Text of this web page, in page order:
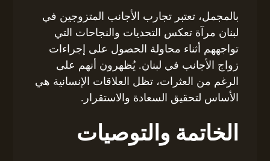
بالمجمل، تعتبر تجارب الأجانب المتزوجين في
لبنان مرآة تعكس التحديات والنجاحات التي
تواجههم أثناء محاولة الحصول على إجراءات
زواج الأجانب في لبنان. يُظهرون أنهم على
الرغم من العثرات، تظل العلاقات الإنسانية هي
الأساس لتحقيق السعادة والاستقرار.
الخاتمة والتوصيات